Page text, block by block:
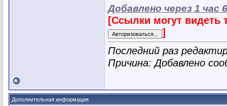
Добавлено через 1 час
[Ссылки могут видеть
]
Последний раз
Причина: Добавлено
Дополнительная информация